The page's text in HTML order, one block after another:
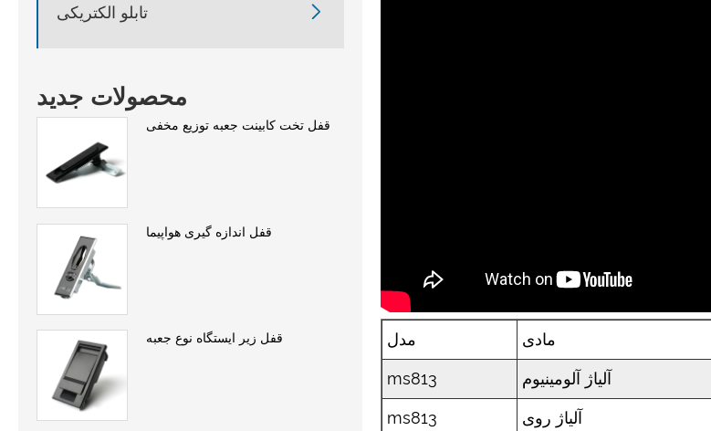
تابلو الکتریکی 
محصولات جدید
قفل تخت کابینت جعبه توزیع مخفی
قفل اندازه گیری هواپیما
قفل زیر ایستگاه نوع جعبه مدل مادی
ms813 آلیاژ آلومینیوم
ms813 آلیاژ روی